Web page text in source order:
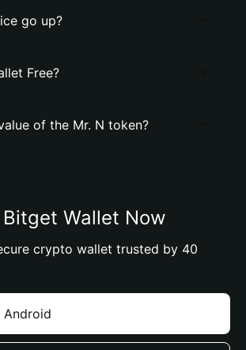
go up?
Free?
of the Mr. N token?
Wallet Now
crypto wallet trusted by 40
Android